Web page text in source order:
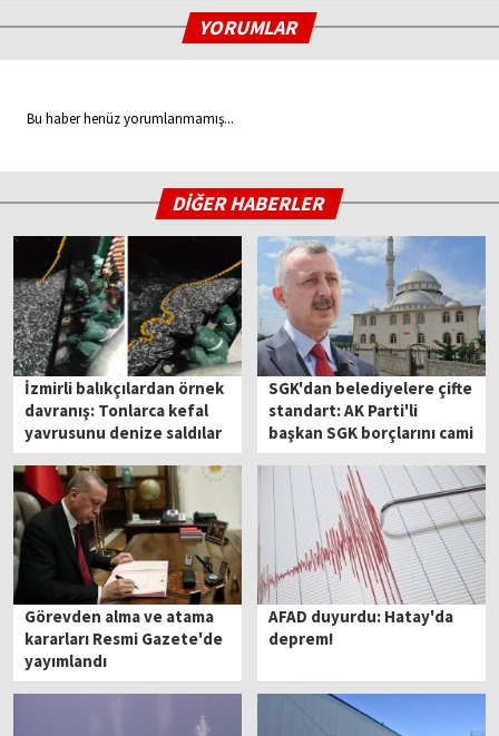
YORUMLAR
Bu haber henüz yorumlanmamış...
DİĞER HABERLER
İzmirli balıkçılardan örnek
davranış: Tonlarca kefal
yavrusunu denize saldılar
SGK'dan belediyelere çifte
standart: AK Parti'li
başkan SGK borçlarını cami
devrederek sildirmiş
Görevden alma ve atama
kararları Resmi Gazete'de
yayımlandı
AFAD duyurdu: Hatay'da
deprem!